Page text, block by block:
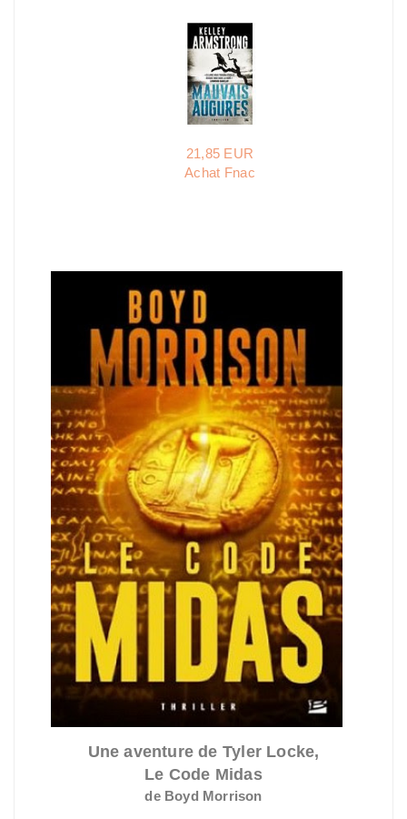
21,85 EUR
Achat Fnac
Une aventure de Tyler Locke,
Le Code Midas
de Boyd Morrison